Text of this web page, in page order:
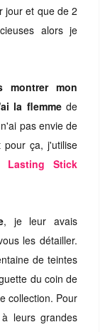
jour et que de 2
alors je
montrer mon
la flemme de
pas envie de
pour ça, j'utilise
Lasting Stick
, je leur avais
les détailler.
de teintes
du coin de
collection. Pour
leurs grandes